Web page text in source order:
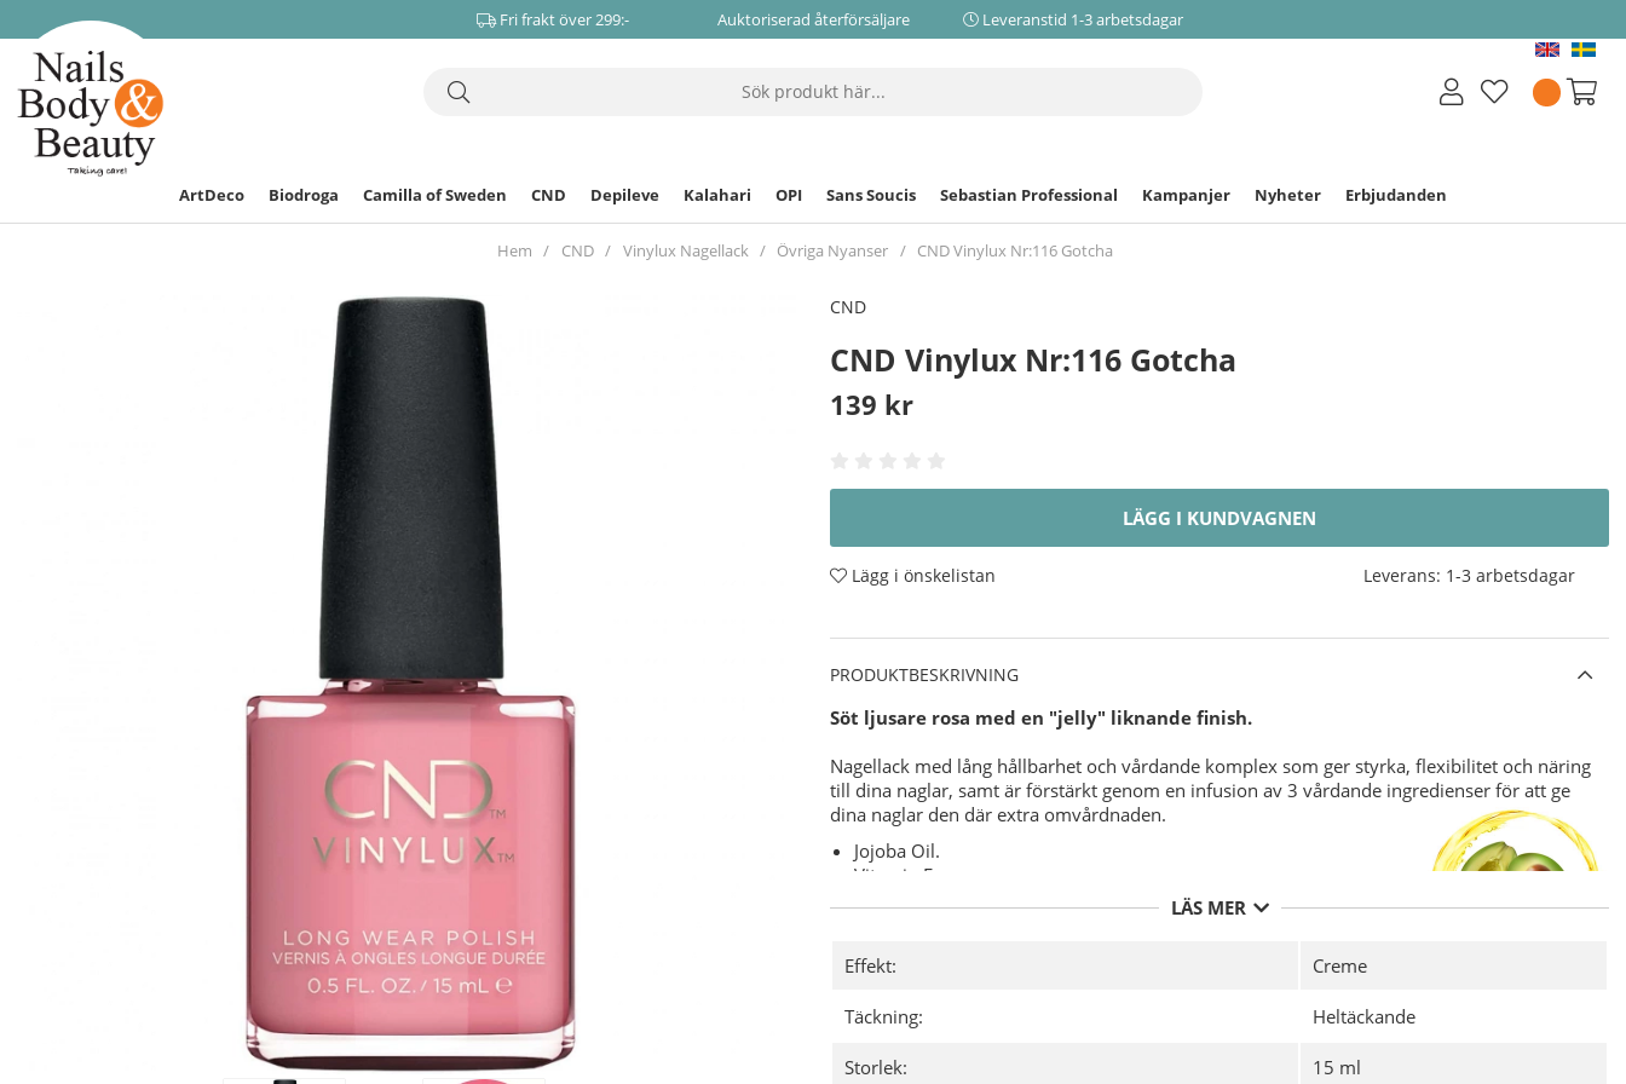
Fri frakt över 299:- Auktoriserad återförsäljare Leveranstid 1-3 arbetsdagar
ArtDeco Biodroga Camilla of Sweden CND Depileve Kalahari OPI Sans Soucis Sebastian Professional Kampanjer Nyheter Erbjudanden
Hem CND Vinylux Nagellack Övriga Nyanser CND Vinylux Nr:116 Gotcha
CND
CND Vinylux Nr:116 Gotcha
139 kr
LÄGG I KUNDVAGNEN
Lägg i önskelistan Leverans: 1-3 arbetsdagar
PRODUKTBESKRIVNING
Söt ljusare rosa med en "jelly" liknande finish.
Nagellack med lång hållbarhet och vårdande komplex som ger styrka, flexibilitet och näring
till dina naglar, samt är förstärkt genom en infusion av 3 vårdande ingredienser för att ge
dina naglar den där extra omvårdnaden.
Jojoba Oil.
Vitamin E.
7-dagars hållbarhet med unika
CND Vinylux Long Wear Top Coat.
8,5 minuters torktid.
Användning:
LÄS MER
Effekt: Creme
Täckning: Heltäckande
Storlek: 15 ml